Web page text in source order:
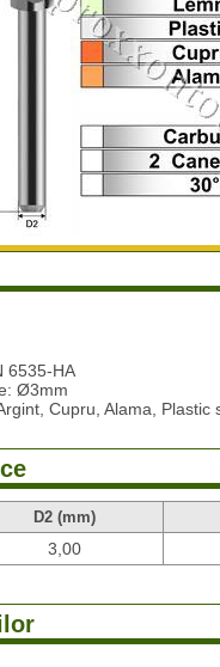
6535-HA
Ø3mm
Cupru, Alama, Plastic
D2 (mm)
3,00